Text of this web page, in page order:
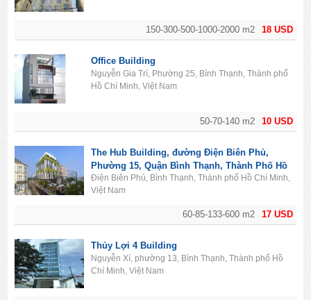
18 USD
150-300-500-1000-2000 m2
10 USD
50-70-140 m2
Office Building
Nguyễn Gia Trí, Phường 25, Bình Thạnh, Thành phố
Hồ Chí Minh, Việt Nam
17 USD
60-85-133-600 m2
The Hub Building, đường Điện Biên Phủ,
Phường 15, Quận Bình Thạnh, Thành Phố Hồ
Chí Minh
Điện Biên Phủ, Bình Thạnh, Thành phố Hồ Chí Minh,
Việt Nam
Thủy Lợi 4 Building
Nguyễn Xí, phường 13, Bình Thạnh, Thành phố Hồ
Chí Minh, Việt Nam